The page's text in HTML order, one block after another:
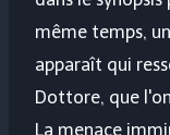
même temps,
apparaît qui
Dottore, que
La menace